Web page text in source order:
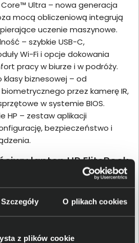
Szczegóły O plikach cookies
z plików cookie
Ultra – nowa generacja
mocą obliczeniową integrują
uczenie maszynowe.
– szybkie USB-C,
Wi-Fi i opcje dokowania
pracy w biurze i w podróży.
biznesowej – od
przez kamerę IR,
w systemie BIOS.
HP – zestaw aplikacji
bezpieczeństwo i
laptop HP EliteBook
klasyczną linię HP EliteBook,
wspierane przez sztuczną
pod kątem produktywności:
– praca biurowa,